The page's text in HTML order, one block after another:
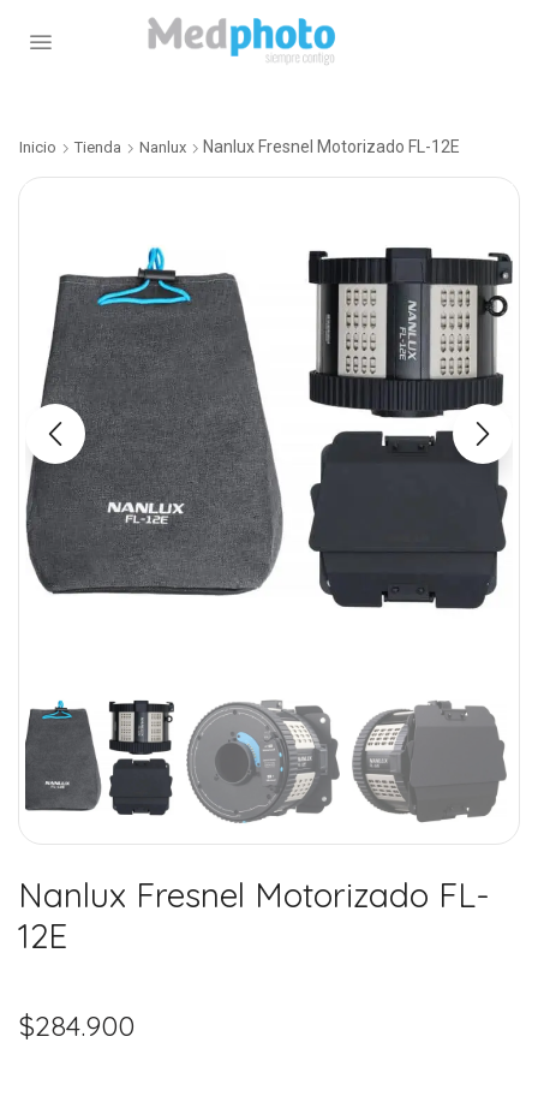
Inicio Tienda Nanlux Nanlux Fresnel Motorizado FL-12E
Nanlux Fresnel Motorizado FL-
12E
$284.900